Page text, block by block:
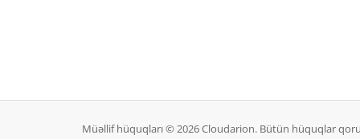
Müəllif hüquqları © 2026 Cloudarion. Bütün hüquqlar